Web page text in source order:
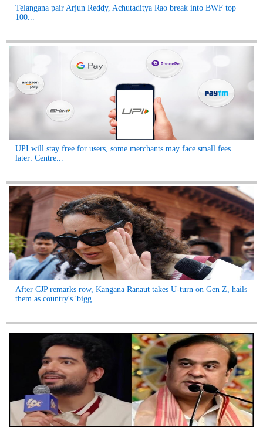
Telangana pair Arjun Reddy, Achutaditya Rao break into BWF top
100...
UPI will stay free for users, some merchants may face small fees
later: Centre...
After CJP remarks row, Kangana Ranaut takes U-turn on Gen Z, hails
them as country's 'bigg...